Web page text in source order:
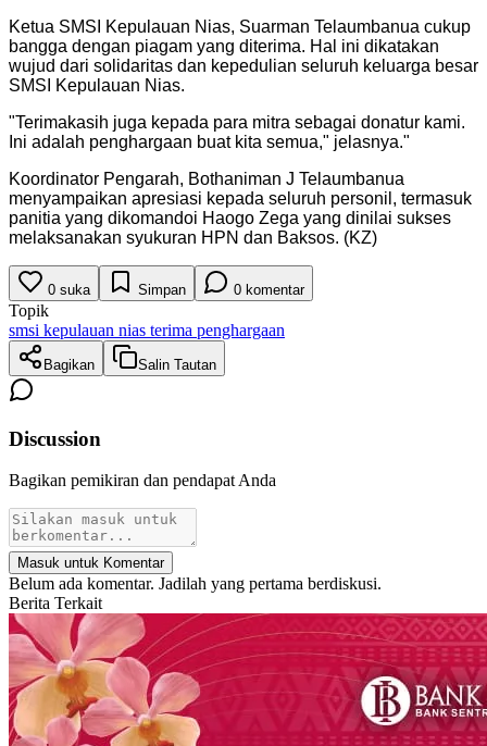
Ketua SMSI Kepulauan Nias, Suarman Telaumbanua cukup
bangga dengan piagam yang diterima. Hal ini dikatakan
wujud dari solidaritas dan kepedulian seluruh keluarga besar
SMSI Kepulauan Nias.
"Terimakasih juga kepada para mitra sebagai donatur kami.
Ini adalah penghargaan buat kita semua," jelasnya."
Koordinator Pengarah, Bothaniman J Telaumbanua
menyampaikan apresiasi kepada seluruh personil, termasuk
panitia yang dikomandoi Haogo Zega yang dinilai sukses
melaksanakan syukuran HPN dan Baksos. (KZ)
0 suka Simpan 0 komentar
Topik
smsi kepulauan nias terima penghargaan
Bagikan Salin Tautan
Discussion
Bagikan pemikiran dan pendapat Anda
Masuk untuk Komentar
Belum ada komentar. Jadilah yang pertama berdiskusi.
Berita Terkait